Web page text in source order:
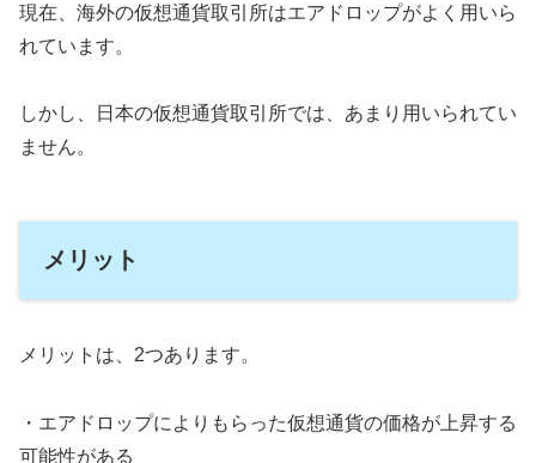
現在、海外の仮想通貨取引所はエアドロップがよく用いら
れています。
しかし、日本の仮想通貨取引所では、あまり用いられてい
ません。
メリット
メリットは、2つあります。
・エアドロップによりもらった仮想通貨の価格が上昇する
可能性がある